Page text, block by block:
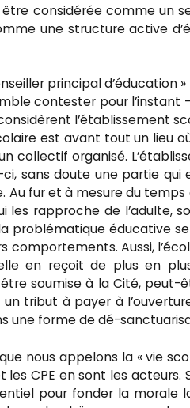
considérée comme un
une structure active
principal
contester pour l’instant
l’établissement
est avant tout un lieu
collectif organisé.
sans doute une partie qui
Au fur et à mesure du
les rapproche de l’adulte,
problématique éducative
comportements. Aussi,
en reçoit de plus en
soumise à la Cité,
tribut à payer à
une forme de dé-
nous appelons la « vie
les CPE en sont les
pour fonder la morale